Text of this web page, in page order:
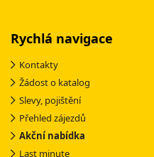
Rychlá navigace
Kontakty
Žádost o katalog
Slevy, pojištění
Přehled zájezdů
Akční nabídka
Last minute